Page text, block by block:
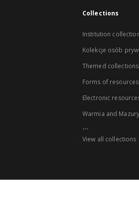
Collections
Institution
Kolekcje osób
Themed collections
Forms of resources
Electronic
Warmia and
...
View all collections